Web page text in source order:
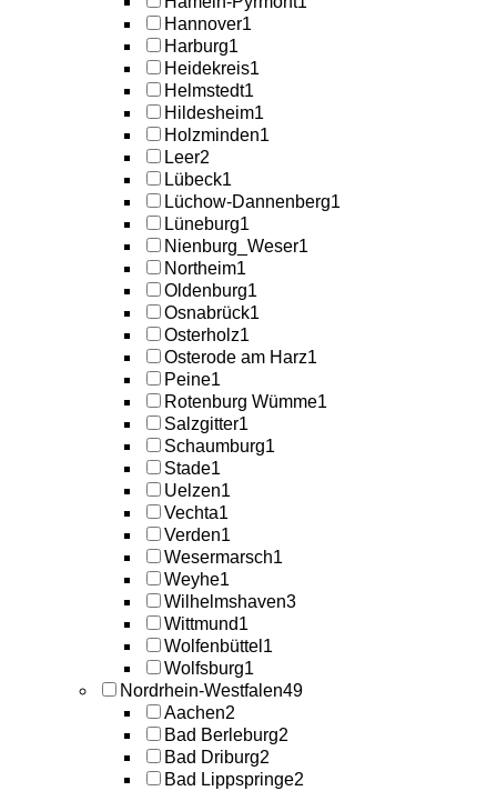
Hannover1
Harburg1
Heidekreis1
Helmstedt1
Hildesheim1
Holzminden1
Leer2
Lübeck1
Lüchow-Dannenberg1
Lüneburg1
Nienburg_Weser1
Northeim1
Oldenburg1
Osnabrück1
Osterholz1
Osterode am Harz1
Peine1
Rotenburg Wümme1
Salzgitter1
Schaumburg1
Stade1
Uelzen1
Vechta1
Verden1
Wesermarsch1
Weyhe1
Wilhelmshaven3
Wittmund1
Wolfenbüttel 1
Wolfsburg1
Nordrhein-Westfalen49
Aachen2
Bad Berleburg2
Bad Driburg2
Bad Lippspringe2